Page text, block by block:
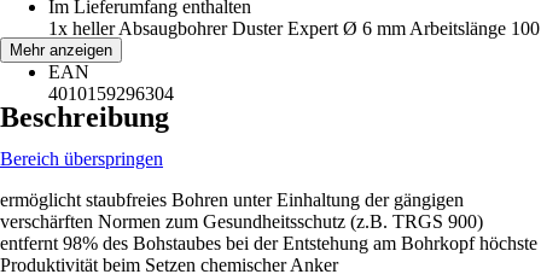
Im Lieferumfang enthalten
1x heller Absaugbohrer Duster Expert Ø 6 mm Arbeitslänge 100
mm
EAN
4010159296304
Mehr anzeigen
Beschreibung
Bereich überspringen
ermöglicht staubfreies Bohren unter Einhaltung der gängigen
verschärften Normen zum Gesundheitsschutz (z.B. TRGS 900)
entfernt 98% des Bohstaubes bei der Entstehung am Bohrkopf höchste
Produktivität beim Setzen chemischer Anker